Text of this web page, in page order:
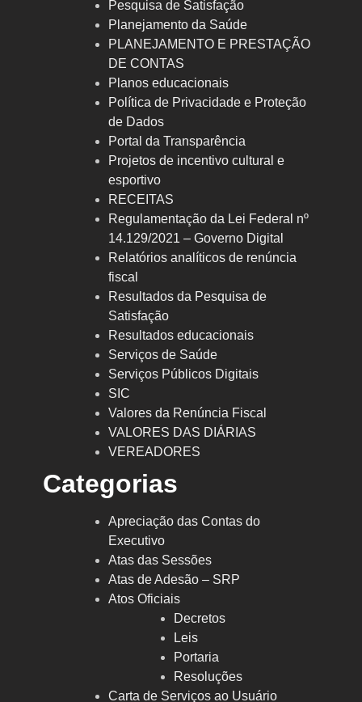
Pesquisa de Satisfação
Planejamento da Saúde
PLANEJAMENTO E PRESTAÇÃO
DE CONTAS
Planos educacionais
Política de Privacidade e Proteção
de Dados
Portal da Transparência
Projetos de incentivo cultural e
esportivo
RECEITAS
Regulamentação da Lei Federal nº
14.129/2021 – Governo Digital
Relatórios analíticos de renúncia
fiscal
Resultados da Pesquisa de
Satisfação
Resultados educacionais
Serviços de Saúde
Serviços Públicos Digitais
SIC
Valores da Renúncia Fiscal
VALORES DAS DIÁRIAS
VEREADORES
Categorias
Apreciação das Contas do
Executivo
Atas das Sessões
Atas de Adesão – SRP
Atos Oficiais
Decretos
Leis
Portaria
Resoluções
Carta de Serviços ao Usuário